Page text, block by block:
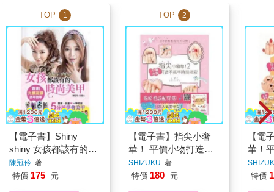
TOP 1
【電子書】Shiny
shiny 女孩都該有的時
尚美甲
陳冠伶 著
特價 175 元
TOP 2
【電子書】指尖小奢
華！ 平價小物打造不
挑手時尚指彩
SHIZUKU 著
特價 180 元
【電
華！
日系
特價